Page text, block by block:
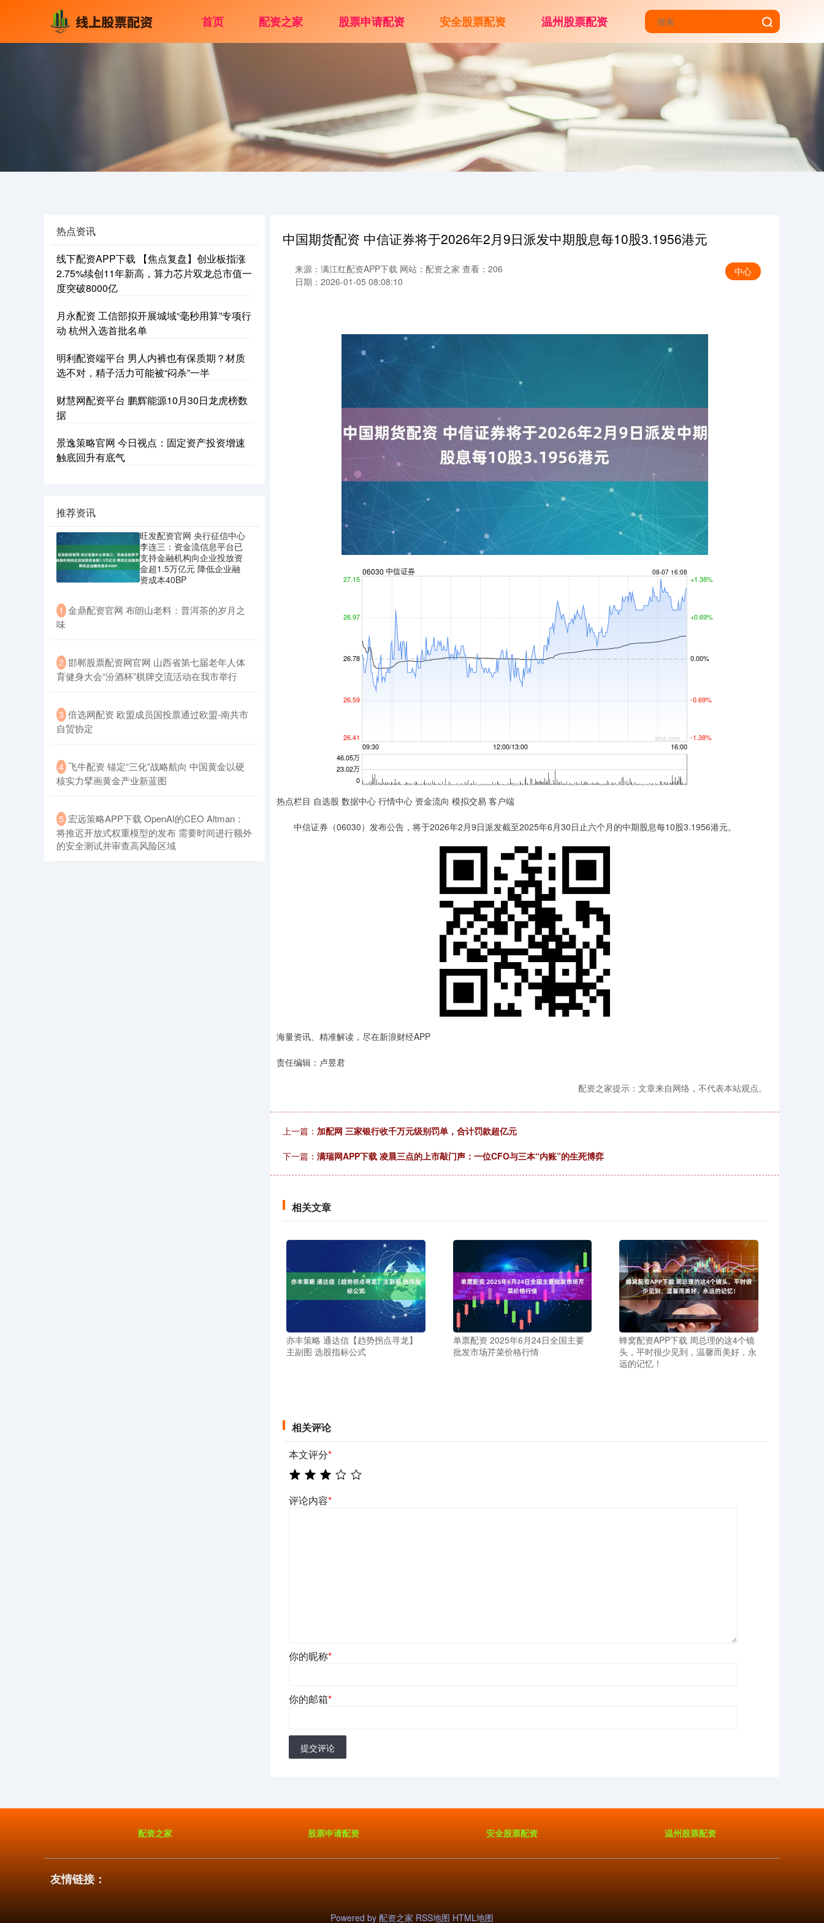
首页 配资之家 股票申请配资 安全股票配资 温州股票配资
中国期货配资 中信证券将于2026年2月9日派发中期股息每10股3.1956港元
中心
来源：满江红配资APP下载 网站：配资之家 查看：206
日期：2026-01-05 08:08:10
热点栏目 自选股 数据中心 行情中心 资金流向 模拟交易 客户端
中信证券（06030）发布公告，将于2026年2月9日派发截至2025年6月30日止六个月的中期股息每10股3.1956港元。
海量资讯、精准解读，尽在新浪财经APP
责任编辑：卢昱君
配资之家提示：文章来自网络，不代表本站观点。
上一篇： 加配网 三家银行收千万元级别罚单，合计罚款超亿元
下一篇： 满瑞网APP下载 凌晨三点的上市敲门声：一位CFO与三本“内账”的生死博弈
相关文章
亦丰策略 通达信【趋势拐点寻龙】
主副图 选股指标公式
单票配资 2025年6月24日全国主要
批发市场芹菜价格行情
蜂窝配资APP下载 周总理的这4个镜
头，平时很少见到，温馨而美好，永
远的记忆！
相关评论
本文评分*
评论内容*
你的昵称*
你的邮箱*
提交评论
热点资讯
线下配资APP下载 【焦点复盘】创业板指涨
2.75%续创11年新高，算力芯片双龙总市值一
度突破8000亿
月永配资 工信部拟开展城域“毫秒用算”专项行
动 杭州入选首批名单
明利配资端平台 男人内裤也有保质期？材质
选不对，精子活力可能被“闷杀”一半
财慧网配资平台 鹏辉能源10月30日龙虎榜数
据
景逸策略官网 今日视点：固定资产投资增速
触底回升有底气
推荐资讯
旺发配资官网 央行征信中心
李连三：资金流信息平台已
支持金融机构向企业投放资
金超1.5万亿元 降低企业融
资成本40BP
1 ​金鼎配资官网 布朗山老料：普洱茶的岁月之
味
2 ​邯郸股票配资网官网 山西省第七届老年人体
育健身大会“汾酒杯”棋牌交流活动在我市举行
3 ​倍选网配资 欧盟成员国投票通过欧盟-南共市
自贸协定
4 ​飞牛配资 锚定“三化”战略航向 中国黄金以硬
核实力擘画黄金产业新蓝图
5 ​宏远策略APP下载 OpenAI的CEO Altman：
将推迟开放式权重模型的发布 需要时间进行额外
的安全测试并审查高风险区域
配资之家 股票申请配资 安全股票配资 温州股票配资
友情链接：
Powered by 配资之家 RSS地图 HTML地图